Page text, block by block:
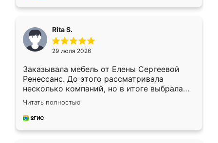
Rita S.
29 июля 2026
Заказывала мебель от Елены Сергеевой
Ренессанс. До этого рассматривала
несколько компаний, но в итоге выбрала
эту. Сначала обговорили условия, потом
приехал замерщик, всё спокойно объяснил
и снял размеры. Изготовили в срок, с
Читать полностью